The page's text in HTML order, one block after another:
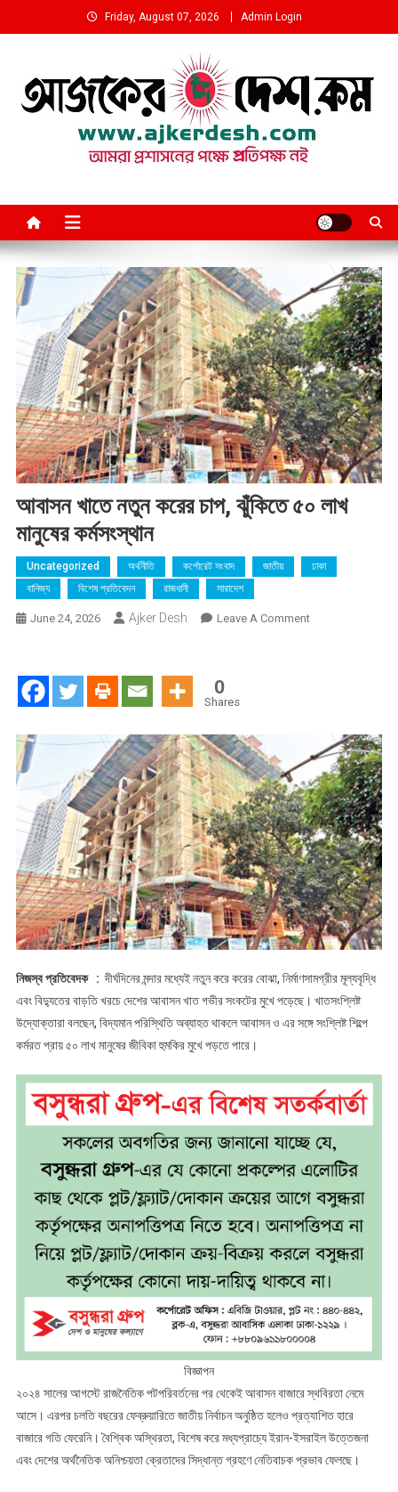
to
Friday, August 07, 2026 Admin Login
আবাসন খাতে নতুন করের চাপ, ঝুঁকিতে ৫০ লাখ
মানুষের কর্মসংস্থান
Uncategorized অর্থনীতি কর্পোরেট সংবাদ জাতীয়
ঢাকা
বানিজ্য
বিশেষ প্রতিবেদন রাজধানী সারাদেশ
June 24, 2026 Ajker Desh Leave A CommentOn
৫০
লাখ
মানুষের
কর্মসংস্থান
0
Shares
নিজস্ব প্রতিবেদক : দীর্ঘদিনের মন্দার মধ্যেই নতুন করে করের বোঝা, নির্মাণসামগ্রীর মূল্যবৃদ্ধি
এবং বিদ্যুতের বাড়তি খরচে দেশের আবাসন খাত গভীর সংকটের মুখে পড়েছে। খাতসংশ্লিষ্ট
উদ্যোক্তারা বলছেন, বিদ্যমান পরিস্থিতি অব্যাহত থাকলে আবাসন ও এর সঙ্গে সংশ্লিষ্ট শিল্পে
কর্মরত প্রায় ৫০ লাখ মানুষের জীবিকা হুমকির মুখে পড়তে পারে।
বিজ্ঞাপন
২০২৪ সালের আগস্টে রাজনৈতিক পটপরিবর্তনের পর থেকেই আবাসন বাজারে স্থবিরতা নেমে
আসে। এরপর চলতি বছরের ফেব্রুয়ারিতে জাতীয় নির্বাচন অনুষ্ঠিত হলেও প্রত্যাশিত হারে
বাজারে গতি ফেরেনি। বৈশ্বিক অস্থিরতা, বিশেষ করে মধ্যপ্রাচ্যে ইরান-ইসরাইল উত্তেজনা
এবং দেশের অর্থনৈতিক অনিশ্চয়তা ক্রেতাদের সিদ্ধান্ত গ্রহণে নেতিবাচক প্রভাব ফেলছে।